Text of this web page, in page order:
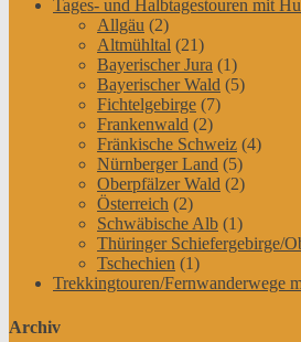
Tages- und Halbtagestouren mit
Allgäu (2)
Altmühltal (21)
Bayerischer Jura (1)
Bayerischer Wald (5)
Fichtelgebirge (7)
Frankenwald (2)
Fränkische Schweiz (4)
Nürnberger Land (5)
Oberpfälzer Wald (2)
Österreich (2)
Schwäbische Alb (1)
Thüringer Schiefergebirge/
Tschechien (1)
Trekkingtouren/Fernwanderwege
Archiv